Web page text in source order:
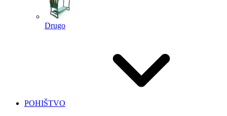
Drugo
POHIŠTVO